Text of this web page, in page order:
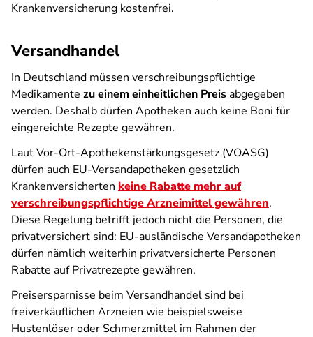
Krankenversicherung kostenfrei.
Versandhandel
In Deutschland müssen verschreibungspflichtige
Medikamente zu einem einheitlichen Preisabgegeben
werden. Deshalb dürfen Apotheken auch keine Boni für
eingereichte Rezepte gewähren.
Laut Vor-Ort-Apothekenstärkungsgesetz (VOASG)
dürfen auch EU-Versandapotheken gesetzlich
Krankenversicherten keine Rabatte mehr auf
verschreibungspflichtige Arzneimittel gewähren.
Diese Regelung betrifft jedoch nicht die Personen, die
privatversichert sind: EU-ausländische Versandapotheken
dürfen nämlich weiterhin privatversicherte Personen
Rabatte auf Privatrezepte gewähren.
Preisersparnisse beim Versandhandel sind bei
freiverkäuflichen Arzneien wie beispielsweise
Hustenlöser oder Schmerzmittel im Rahmen der